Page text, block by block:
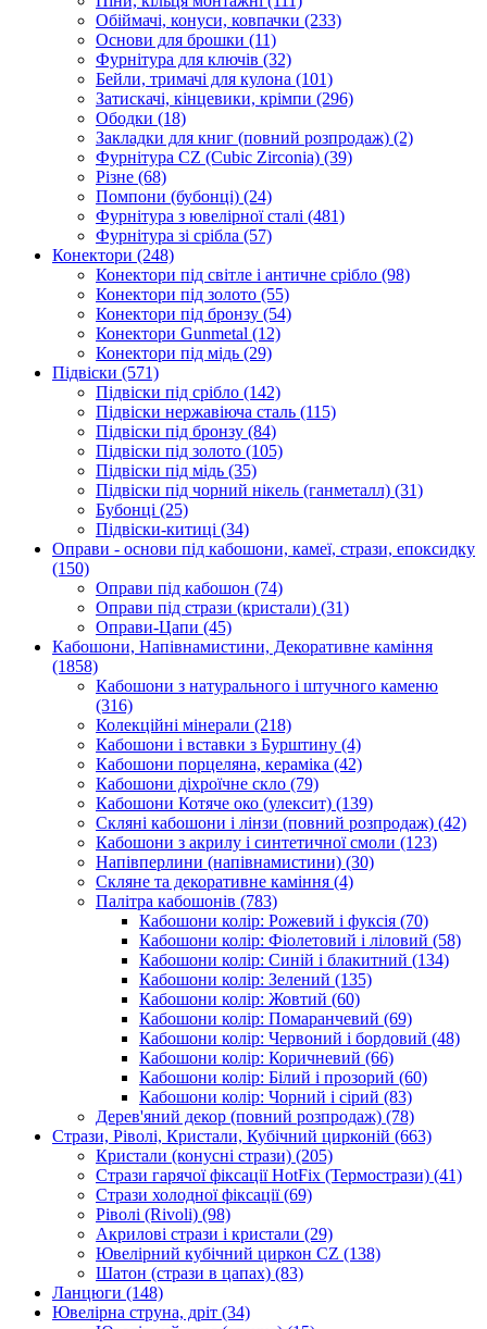
Обіймачі, конуси, ковпачки (233)
Основи для брошки (11)
Фурнітура для ключів (32)
Бейли, тримачі для кулона (101)
Затискачі, кінцевики, крімпи (296)
Ободки (18)
Закладки для книг (повний розпродаж) (2)
Фурнітура CZ (Cubic Zirconia) (39)
Різне (68)
Помпони (бубонці) (24)
Фурнітура з ювелірної сталі (481)
Фурнітура зі срібла (57)
Конектори (248)
Конектори під світле і античне срібло (98)
Конектори під золото (55)
Конектори під бронзу (54)
Конектори Gunmetal (12)
Конектори під мідь (29)
Підвіски (571)
Підвіски під срібло (142)
Підвіски нержавіюча сталь (115)
Підвіски під бронзу (84)
Підвіски під золото (105)
Підвіски під мідь (35)
Підвіски під чорний нікель (ганметалл) (31)
Бубонці (25)
Підвіски-китиці (34)
Оправи - основи під кабошони, камеї, стрази, епоксидку
(150)
Оправи під кабошон (74)
Оправи під стрази (кристали) (31)
Оправи-Цапи (45)
Кабошони, Напівнамистини, Декоративне каміння
(1858)
Кабошони з натурального і штучного каменю
(316)
Колекційні мінерали (218)
Кабошони і вставки з Бурштину (4)
Кабошони порцеляна, кераміка (42)
Кабошони діхроїчне скло (79)
Кабошони Котяче око (улексит) (139)
Скляні кабошони і лінзи (повний розпродаж) (42)
Кабошони з акрилу і синтетичної смоли (123)
Напівперлини (напівнамистини) (30)
Скляне та декоративне каміння (4)
Палітра кабошонів (783)
Кабошони колір: Рожевий і фуксія (70)
Кабошони колір: Фіолетовий і ліловий (58)
Кабошони колір: Синій і блакитний (134)
Кабошони колір: Зелений (135)
Кабошони колір: Жовтий (60)
Кабошони колір: Помаранчевий (69)
Кабошони колір: Червоний і бордовий (48)
Кабошони колір: Коричневий (66)
Кабошони колір: Білий і прозорий (60)
Кабошони колір: Чорний і сірий (83)
Дерев'яний декор (повний розпродаж) (78)
Стрази, Ріволі, Кристали, Кубічний цирконій (663)
Кристали (конусні стрази) (205)
Стрази гарячої фіксації HotFix (Термострази) (41)
Стрази холодної фіксації(69)
Ріволі (Rivoli) (98)
Акрилові стрази і кристали (29)
Ювелірний кубічний циркон CZ (138)
Шатон (стрази в цапах) (83)
Ланцюги (148)
Ювелірна струна, дріт (34)